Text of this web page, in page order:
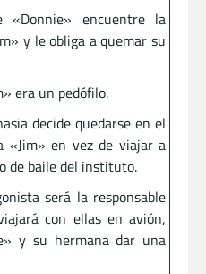
«Donnie» encuentre la
y le obliga a quemar su
era un pedófilo.
decide quedarse en el
«Jim» en vez de viajar a
de baile del instituto.
será la responsable
con ellas en avión,
y su hermana dar una